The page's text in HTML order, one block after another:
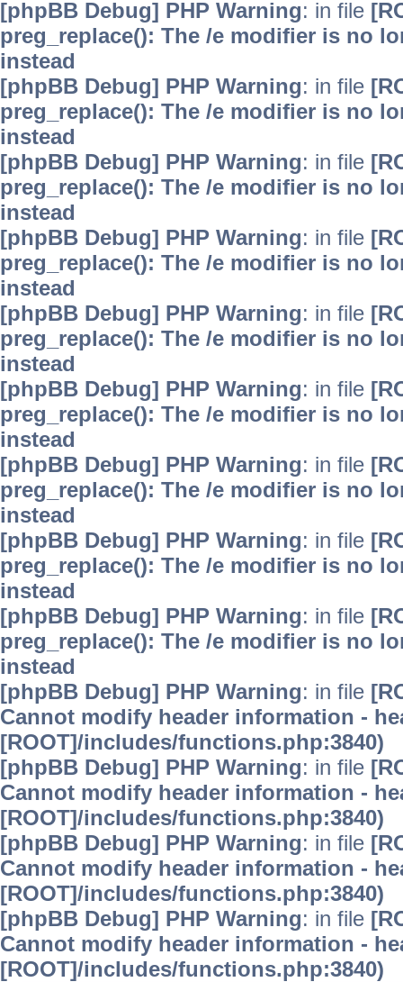
[phpBB Debug] PHP Warning: in file
preg_replace(): The /e modifier is no
instead
[phpBB Debug] PHP Warning: in file
preg_replace(): The /e modifier is no
instead
[phpBB Debug] PHP Warning: in file
preg_replace(): The /e modifier is no
instead
[phpBB Debug] PHP Warning: in file
preg_replace(): The /e modifier is no
instead
[phpBB Debug] PHP Warning: in file
preg_replace(): The /e modifier is no
instead
[phpBB Debug] PHP Warning: in file
preg_replace(): The /e modifier is no
instead
[phpBB Debug] PHP Warning: in file
preg_replace(): The /e modifier is no
instead
[phpBB Debug] PHP Warning: in file
preg_replace(): The /e modifier is no
instead
[phpBB Debug] PHP Warning: in file
preg_replace(): The /e modifier is no
instead
[phpBB Debug] PHP Warning: in file
Cannot modify header information -
[ROOT]/includes/functions.php:3840)
[phpBB Debug] PHP Warning: in file
Cannot modify header information -
[ROOT]/includes/functions.php:3840)
[phpBB Debug] PHP Warning: in file
Cannot modify header information -
[ROOT]/includes/functions.php:3840)
[phpBB Debug] PHP Warning: in file
Cannot modify header information -
[ROOT]/includes/functions.php:3840)